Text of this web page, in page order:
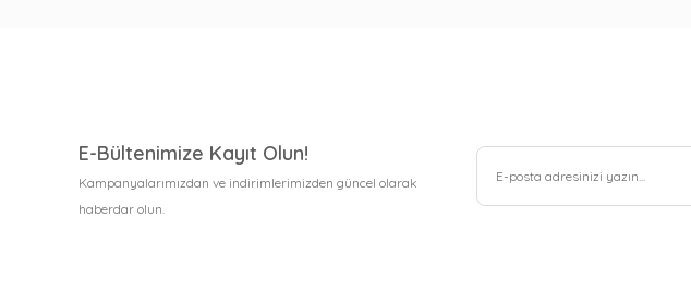
E-Bültenimize Kayıt Olun!
Kampanyalarımızdan ve indirimlerimizden güncel olarak
haberdar olun.